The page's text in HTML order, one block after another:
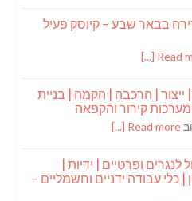
בבאר שבע – קיוסק פעיל
Read
ייצור | הרכבה | הקמה | בניית
מערכות קירור והקפאה
Read more [...]
לנגרים ופרטיים | ידיות |
| כלי עבודה ידניים וחשמליים –